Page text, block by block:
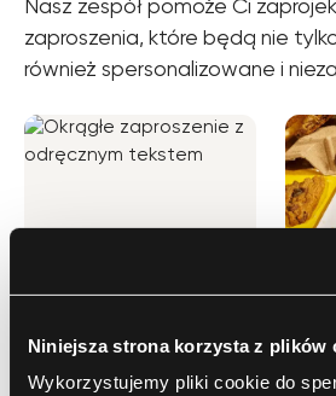
Niniejsza strona korzysta z plików
Wykorzystujemy pliki cookie do
Nasz zespół pomoże Ci
zaproszenia, które będą nie
również spersonalizowane i